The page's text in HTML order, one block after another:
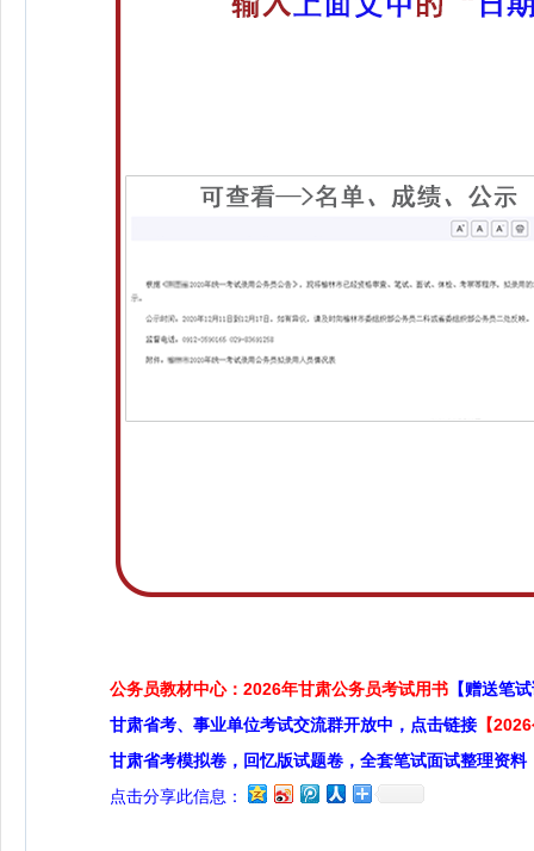
公务员教材中心：2026年甘肃公务员考试用书 【赠送笔
甘肃省考、事业单位考试交流群开放中，点击链接 【
甘肃省考模拟卷，回忆版试题卷，全套笔试面试整理资料
点击分享此信息：